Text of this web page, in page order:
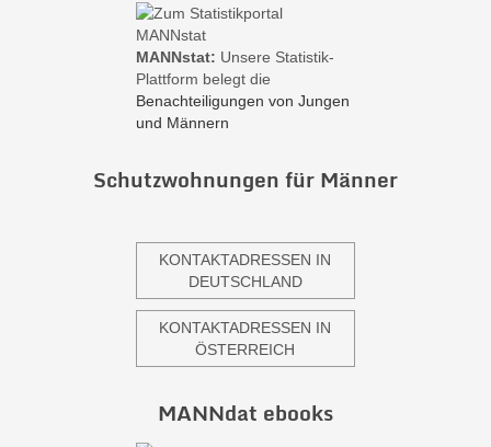
MANNstat: Unsere Statistik-
Plattform belegt die
Benachteiligungen von Jungen
und Männern
Schutzwohnungen für Männer
KONTAKTADRESSEN IN
DEUTSCHLAND
KONTAKTADRESSEN IN
ÖSTERREICH
MANNdat ebooks